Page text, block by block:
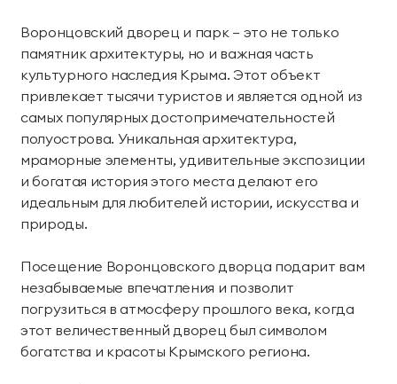
Воронцовский дворец и парк — это не только
памятник архитектуры, но и важная часть
культурного наследия Крыма. Этот объект
привлекает тысячи туристов и является одной из
самых популярных достопримечательностей
полуострова. Уникальная архитектура,
мраморные элементы, удивительные экспозиции
и богатая история этого места делают его
идеальным для любителей истории, искусства и
природы.
Посещение Воронцовского дворца подарит вам
незабываемые впечатления и позволит
погрузиться в атмосферу прошлого века, когда
этот величественный дворец был символом
богатства и красоты Крымского региона.